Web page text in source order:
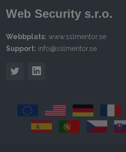
Web Security s.r.o.
Webbplats: www.sslmentor.se
Support: info@sslmentor.se